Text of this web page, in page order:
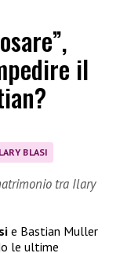
il
BLASI
tra Ilary
e Bastian Muller
le ultime